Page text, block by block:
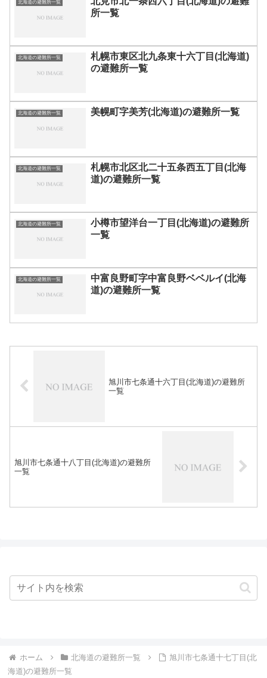
北海道の避難所一覧
所一覧
北海道の避難所一覧
札幌市東区北九条東十六丁目(北海道)
の避難所一覧
北海道の避難所一覧 美幌町字美芳(北海道)の避難所一覧
北海道の避難所一覧
札幌市北区北二十五条西五丁目(北海
道)の避難所一覧
北海道の避難所一覧
小樽市望洋台一丁目(北海道)の避難所
一覧
北海道の避難所一覧
中富良野町字中富良野ベベルイ(北海
道)の避難所一覧
旭川市七条通十六丁目(北海道)の避難所
一覧
旭川市七条通十八丁目(北海道)の避難所
一覧
ホーム 北海道の避難所一覧
旭川市七条通十七丁目(北
海道)の避難所一覧